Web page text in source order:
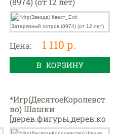
Цена: 1 110 р.
В КОРЗИНУ
*Игр(ДесятоеКоролевст
во) Шашки
[дерев.фигуры,дерев.ко
робка-поле29*29]